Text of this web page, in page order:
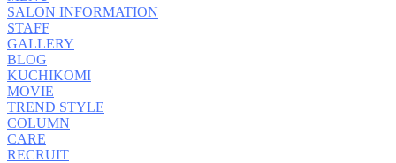
SALON INFORMATION
STAFF
GALLERY
BLOG
KUCHIKOMI
MOVIE
TREND STYLE
COLUMN
CARE
RECRUIT